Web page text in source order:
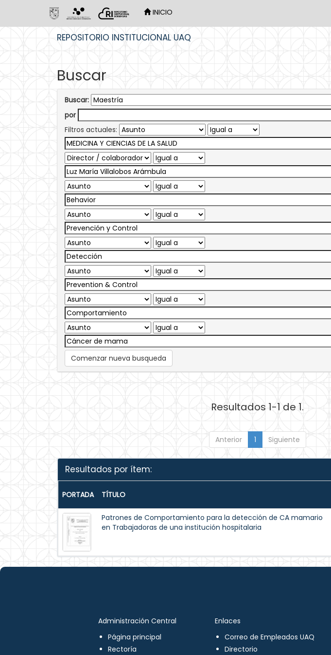
INICIO
REPOSITORIO INSTITUCIONAL UAQ
Buscar
Buscar:
por
Filtros actuales:
Comenzar nueva busqueda
Resultados 1-1 de 1.
Anterior 1 Siguiente
Resultados por ítem:
PORTADA TÍTULO
Patrones de Comportamiento para la detección de CA mamario
en Trabajadoras de una institución hospitalaria
Administración Central
Página principal
Rectoría
Enlaces
Correo de Empleados UAQ
Directorio